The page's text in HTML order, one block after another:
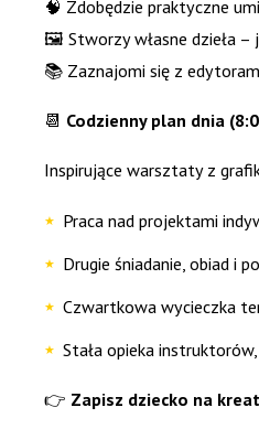
🧠 Zdobędzie praktyczne
🖼 Stworzy własne dzieła –
📚 Zaznajomi się z
📆 Codzienny plan dnia
Inspirujące warsztaty z
Praca nad projektami
Drugie śniadanie, obiad i
Czwartkowa wycieczka
Stała opieka
👉 Zapisz dziecko na